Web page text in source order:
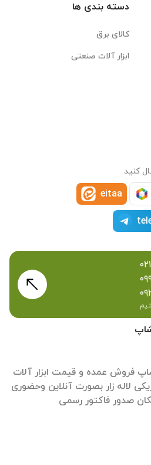
فروش عمده و قیمت ابزار آلات
لاله زار بصورت آنلاین وحضوری
صدور فاکتور رسمی
دسته بندی ها
کالای برق
ابزار آلات صنعتی
کنید
eitaa